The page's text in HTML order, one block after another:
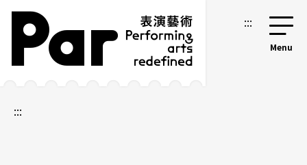
跳到主要内容区块
网站导览 :::
:::